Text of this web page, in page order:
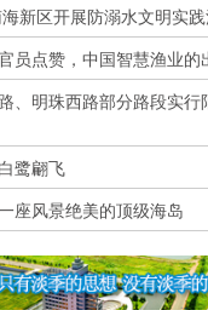
新区开展防溺水文明实
员点赞，中国智慧渔业的
、明珠西路部分路段实行
鹭翩飞
座风景绝美的顶级海岛